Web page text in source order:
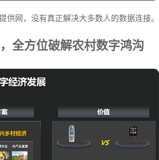
网，没有真正解决大多数人的数据连接。
全方位破解农村数字鸿沟